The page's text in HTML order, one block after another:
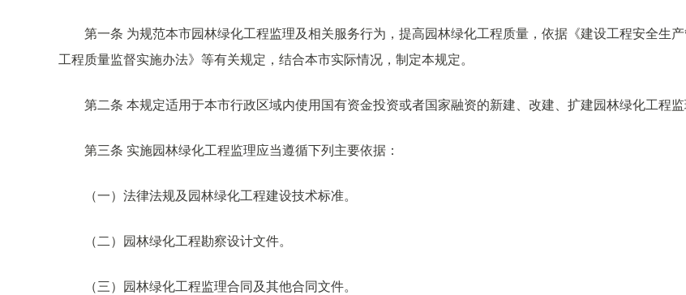
第一条 为规范本市园林绿化工程监理及相关服务行为，提高园林绿化工程质量，依据《建设工程安全生
工程质量监督实施办法》等有关规定，结合本市实际情况，制定本规定。
第二条 本规定适用于本市行政区域内使用国有资金投资或者国家融资的新建、改建、扩建园林绿化工程监
第三条 实施园林绿化工程监理应当遵循下列主要依据：
（一）法律法规及园林绿化工程建设技术标准。
（二）园林绿化工程勘察设计文件。
（三）园林绿化工程监理合同及其他合同文件。